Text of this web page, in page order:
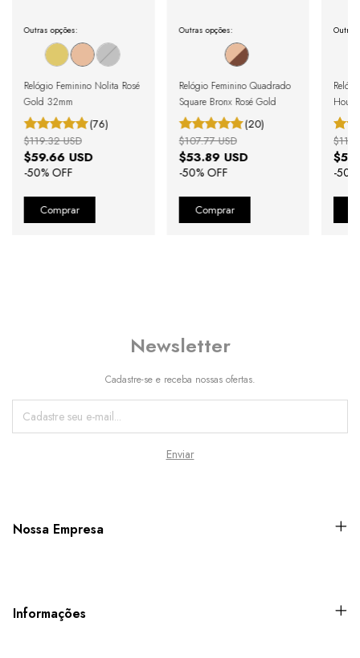
Outras opções:
Relógio Feminino Nolita Rosé
Gold 32mm
(76)
$59.66 USD
-50% OFF
$119.32 USD
Outras opções:
Relógio Feminino Quadrado
Square Bronx Rosé Gold
(20)
$53.89 USD
-50% OFF
$107.77 USD
Outras
-50
Newsletter
Cadastre-se e receba nossas ofertas.
Nossa Empresa
Informações